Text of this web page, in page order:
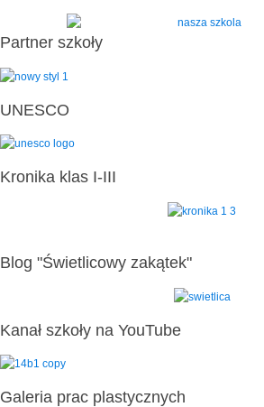
Partner szkoły
UNESCO
Kronika klas I-III
Blog "Świetlicowy zakątek"
Kanał szkoły na YouTube
Galeria prac plastycznych